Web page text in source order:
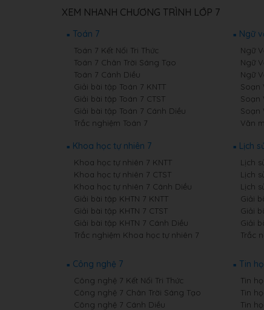
XEM NHANH CHƯƠNG TRÌNH LỚP 7
Toán 7
Toán 7 Kết Nối Tri Thức
Toán 7 Chân Trời Sáng Tạo
Toán 7 Cánh Diều
Giải bài tập Toán 7 KNTT
Giải bài tập Toán 7 CTST
Giải bài tập Toán 7 Cánh Diều
Trắc nghiệm Toán 7
Ngữ
Ngữ
Ngữ
Ngữ
Soạn
Soạn
Soạn
Văn
Khoa học tự nhiên 7
Khoa học tự nhiên 7 KNTT
Khoa học tự nhiên 7 CTST
Khoa học tự nhiên 7 Cánh Diều
Giải bài tập KHTN 7 KNTT
Giải bài tập KHTN 7 CTST
Giải bài tập KHTN 7 Cánh Diều
Trắc nghiệm Khoa học tự nhiên 7
Lịch
Lịch
Lịch
Lịch
Giải
Giải
Giải
Trắc
Công nghệ 7
Công nghệ 7 Kết Nối Tri Thức
Công nghệ 7 Chân Trời Sáng Tạo
Công nghệ 7 Cánh Diều
Tin
Tin
Tin
Tin